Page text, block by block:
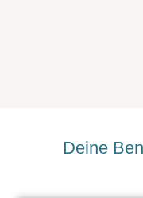
Deine